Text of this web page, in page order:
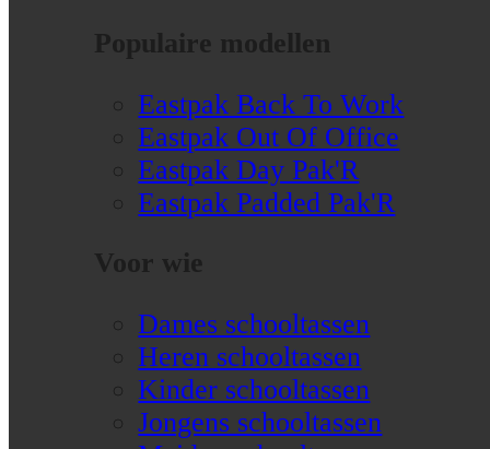
Populaire modellen
Eastpak Back To Work
Eastpak Out Of Office
Eastpak Day Pak'R
Eastpak Padded Pak'R
Voor wie
Dames schooltassen
Heren schooltassen
Kinder schooltassen
Jongens schooltassen